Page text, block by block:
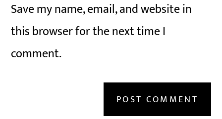
Save my name, email, and website in
this browser for the next time I
comment.